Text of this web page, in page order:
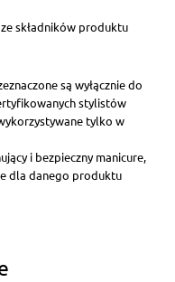
składników produktu
są wyłącznie do
stylistów
tylko w
i bezpieczny manicure,
dla danego produktu